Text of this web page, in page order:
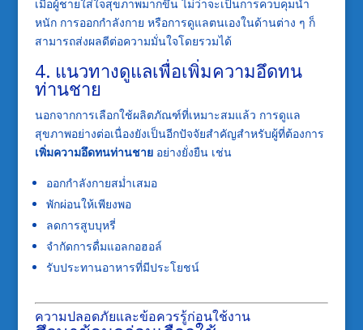
เมื่อผู้ชายใส่ใจสุขภาพมากขึ้น ไม่ว่าจะเป็นการควบคุมน้ำ
หนัก การออกกำลังกาย หรือการดูแลตนเองในด้านต่าง ๆ ก็
สามารถส่งผลดีต่อความมั่นใจโดยรวมได้
4. แนวทางดูแลเพื่อเพิ่มความอึดทน
ท่านชาย
นอกจากการเลือกใช้ผลิตภัณฑ์ที่เหมาะสมแล้ว การดูแล
สุขภาพอย่างต่อเนื่องยังเป็นอีกปัจจัยสำคัญสำหรับผู้ที่ต้องการ
เพิ่มความอึดทนท่านชายอย่างยั่งยืน เช่น
ออกกำลังกายสม่ำเสมอ
พักผ่อนให้เพียงพอ
ลดการสูบบุหรี่
จำกัดการดื่มแอลกอฮอล์
รับประทานอาหารที่มีประโยชน์
ความปลอดภัยและข้อควรรู้ก่อนใช้งาน